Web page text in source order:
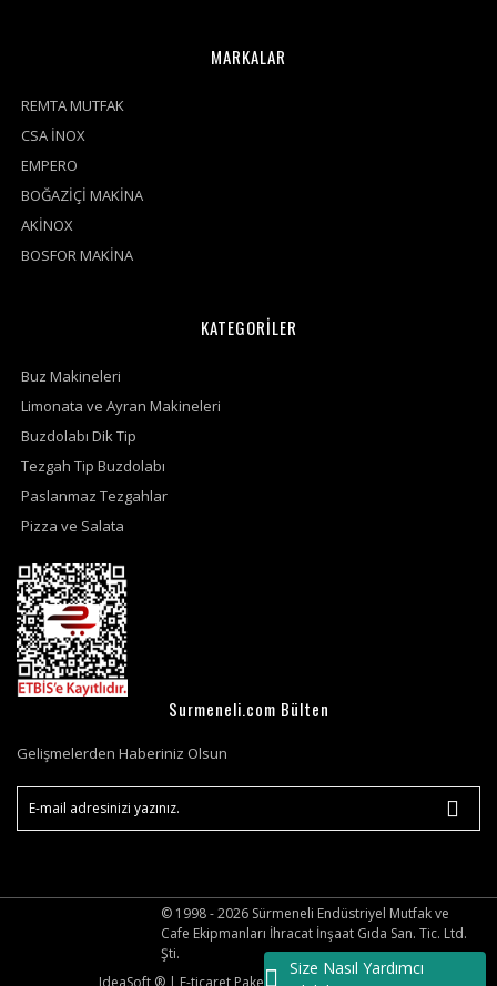
Size Nasıl Yardımcı
MARKALAR
REMTA MUTFAK
CSA İNOX
EMPERO
BOĞAZİÇİ MAKİNA
AKİNOX
BOSFOR MAKİNA
KATEGORİLER
Buz Makineleri
Limonata ve Ayran Makineleri
Buzdolabı Dik Tip
Tezgah Tip Buzdolabı
Paslanmaz Tezgahlar
Pizza ve Salata
Surmeneli.com Bülten
Gelişmelerden Haberiniz Olsun
© 1998 - 2026 Sürmeneli Endüstriyel Mutfak ve
Cafe Ekipmanları İhracat İnşaat Gıda San. Tic. Ltd.
Şti.
IdeaSoft ® | E-ticaret Paketleri ile hazırlanmıştır.